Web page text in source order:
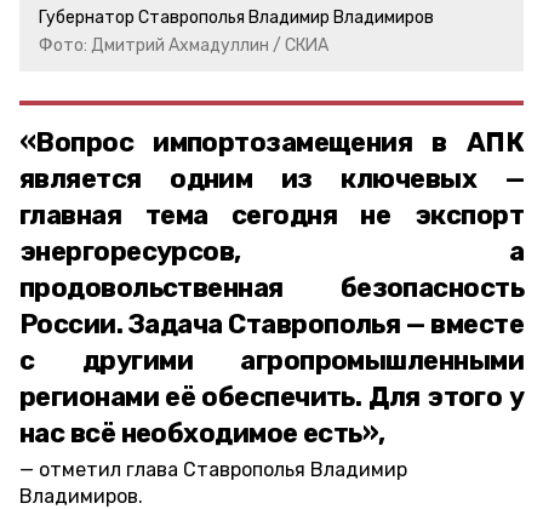
Губернатор Ставрополья Владимир Владимиров
Фото: Дмитрий Ахмадуллин / СКИА
«Вопрос импортозамещения в АПК
является одним из ключевых —
главная тема сегодня не экспорт
энергоресурсов, а
продовольственная безопасность
России. Задача Ставрополья — вместе
с другими агропромышленными
регионами её обеспечить. Для этого у
нас всё необходимое есть»,
отметил глава Ставрополья Владимир
Владимиров.